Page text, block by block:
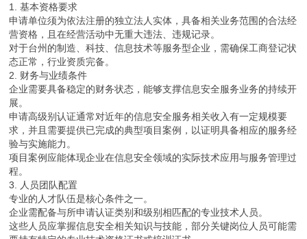
1. 基本资格要求
申请单位须为依法注册的独立法人实体，具备相关业务范围的合法经
营资格，且在经营活动中无重大违法、违规记录。
对于台州的制造、科技、信息技术等服务型企业，需确保工商登记状
态正常，行业资质完备。
2. 财务与业绩条件
企业需要具备稳定的财务状态，能够支撑信息安全服务业务的持续开
展。
申请高级别认证通常对近年的信息安全服务相关收入有一定规模要
求，并且需要提供已完成的典型项目案例，以证明具备相应的服务经
验与实施能力。
项目案例应能体现企业在信息安全领域的实际技术应用与服务管理过
程。
3. 人员团队配置
专业的人才队伍是核心条件之一。
企业需配备与所申请认证类别和级别相匹配的专业技术人员。
这些人员应掌握信息安全相关知识与技能，部分关键岗位人员可能需